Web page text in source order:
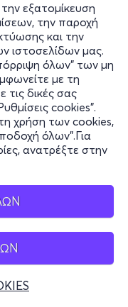
εξατομίκευση
την παροχή
και την
ιστοσελίδων μας.
όλων" των μη
με τη
τις δικές σας
cookies".
χρήση των cookies,
όλων".Για
ανατρέξτε στην